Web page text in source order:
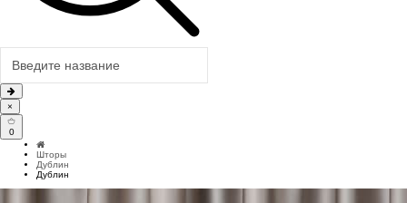
×
0
Шторы
Дублин
Дублин